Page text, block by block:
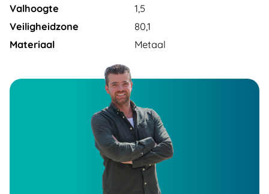
Valhoogte
1,5
Veiligheidzone
80,1
Materiaal
Metaal